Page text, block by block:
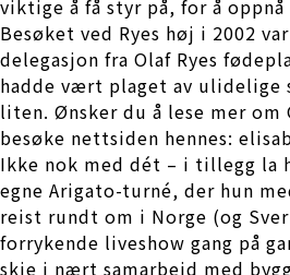
viktige å få styr på, for å
Besøket ved Ryes høj i 2002
delegasjon fra Olaf Ryes
hadde vært plaget av ulidelige
liten. Ønsker du å lese mer om
besøke nettsiden hennes:
Ikke nok med dét – i tillegg la
egne Arigato-turné, der hun
reist rundt om i Norge (og
forrykende liveshow gang på
skje i nært samarbeid med